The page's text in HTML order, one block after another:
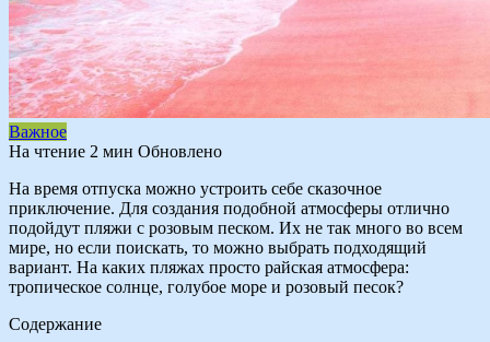
Важное
На чтение 2 мин Обновлено
На время отпуска можно устроить себе сказочное
приключение. Для создания подобной атмосферы отлично
подойдут пляжи с розовым песком. Их не так много во всем
мире, но если поискать, то можно выбрать подходящий
вариант. На каких пляжах просто райская атмосфера:
тропическое солнце, голубое море и розовый песок?
Содержание